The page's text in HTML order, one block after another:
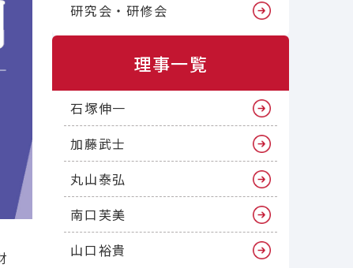
研究会・研修会
理事一覧
石塚伸一
加藤武士
丸山泰弘
南口芙美
山口裕貴